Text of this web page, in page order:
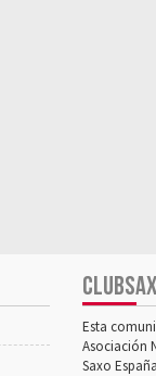
Esta
Asociación
Saxo